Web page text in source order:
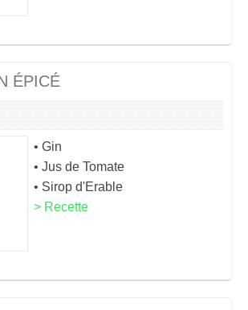
ÉPICÉ
• Gin
• Jus de Tomate
• Sirop d'Erable
> Recette